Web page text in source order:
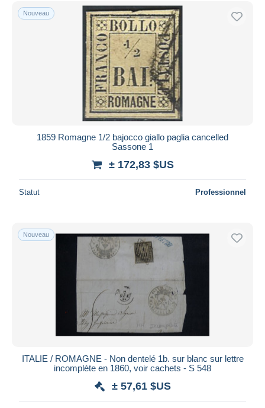
Uniquement en réduction
Livraison gratuite
Méthodes de paiement
PayPal
Virement bancaire
Mastercard
iDeal
Appliquer
Nouveau
1859 Romagne 1/2 bajocco giallo paglia cancelled
Sassone 1
± 172,83 $US
Statut Professionnel
Nouveau
ITALIE / ROMAGNE - Non dentelé 1b. sur blanc sur lettre
incomplète en 1860, voir cachets - S 548
± 57,61 $US